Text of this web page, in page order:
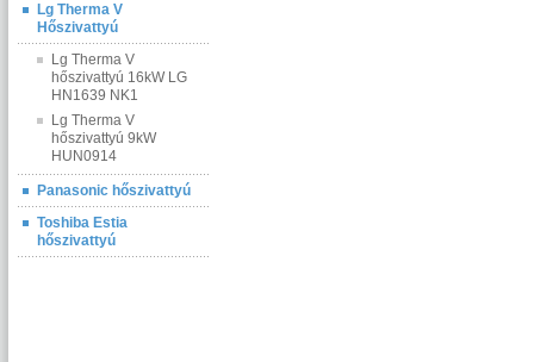
Lg Therma V
Hőszivattyú
Lg Therma V
hőszivattyú 16kW LG
HN1639 NK1
Lg Therma V
hőszivattyú 9kW
HUN0914
Panasonic hőszivattyú
Toshiba Estia
hőszivattyú